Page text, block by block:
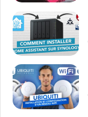
s
e
m
a